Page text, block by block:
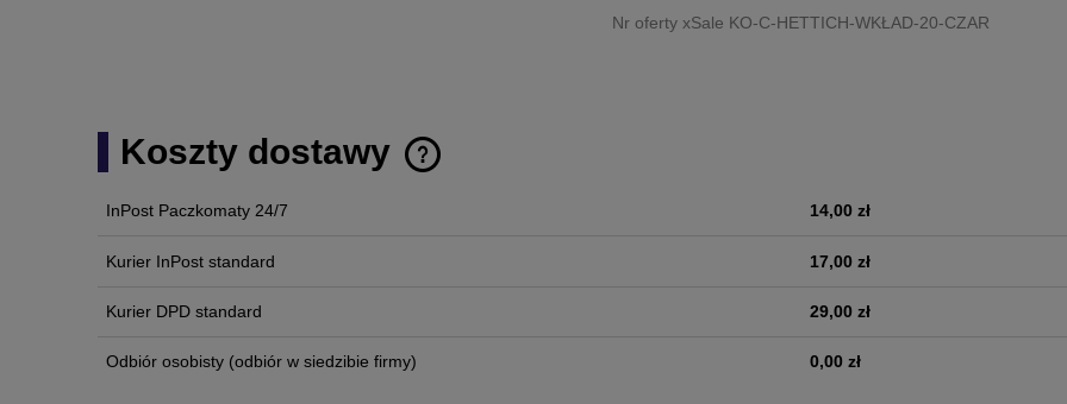
Nr oferty xSale KO-C-HETTICH-WKŁAD-20-CZAR
Koszty dostawy
InPost Paczkomaty 24/7 14,00 zł
Kurier InPost standard 17,00 zł
Kurier DPD standard 29,00 zł
Odbiór osobisty (odbiór w siedzibie firmy) 0,00 zł